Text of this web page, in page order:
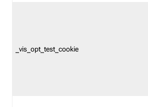
_vis_opt_test_cookie